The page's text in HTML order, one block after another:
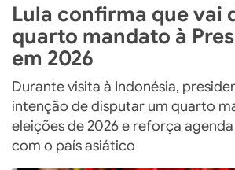
Lula confirma que vai
quarto mandato à
em 2026
Durante visita à Indonésia,
intenção de disputar um quarto
eleições de 2026 e reforça
com o país asiático